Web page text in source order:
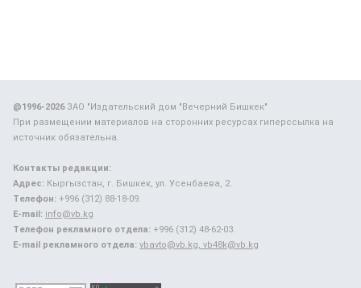
@1996-2026ЗАО "Издательский дом "Вечерний Бишкек"
При размещении материалов на сторонних ресурсах гиперссылка на
источник обязательна.
Контакты редакции:
Адрес: Кыргызстан, г. Бишкек, ул. Усенбаева, 2.
Телефон: +996 (312) 88-18-09.
E-mail: info@vb.kg
Телефон рекламного отдела: +996 (312) 48-62-03.
E-mail рекламного отдела: vbavto@vb.kg, vb48k@vb.kg